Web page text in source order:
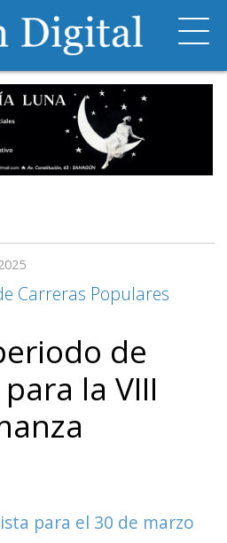
Carreras Populares
de
la VIII
para el 30 de marzo